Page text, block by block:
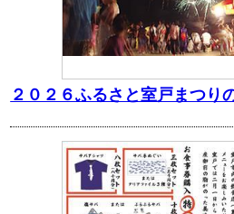
２０２６ふるさと室戸まつり